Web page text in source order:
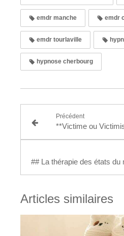
emdr manche emdr
emdr tourlaville
hypnose cherbourg
Précédent
Articles similaires